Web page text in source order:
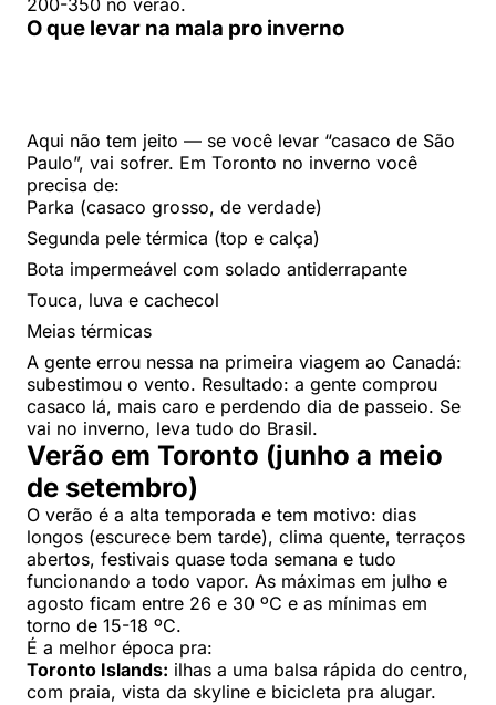
200-350 no verão.
O que levar na mala pro inverno
Aqui não tem jeito — se você levar “casaco de São
Paulo”, vai sofrer. Em Toronto no inverno você
precisa de:
Parka (casaco grosso, de verdade)
Segunda pele térmica (top e calça)
Bota impermeável com solado antiderrapante
Touca, luva e cachecol
Meias térmicas
A gente errou nessa na primeira viagem ao Canadá:
subestimou o vento. Resultado: a gente comprou
casaco lá, mais caro e perdendo dia de passeio. Se
vai no inverno, leva tudo do Brasil.
Verão em Toronto (junho a meio
de setembro)
O verão é a alta temporada e tem motivo: dias
longos (escurece bem tarde), clima quente, terraços
abertos, festivais quase toda semana e tudo
funcionando a todo vapor. As máximas em julho e
agosto ficam entre 26 e 30 ºC e as mínimas em
torno de 15-18 ºC.
É a melhor época pra:
Toronto Islands: ilhas a uma balsa rápida do centro,
com praia, vista da skyline e bicicleta pra alugar.